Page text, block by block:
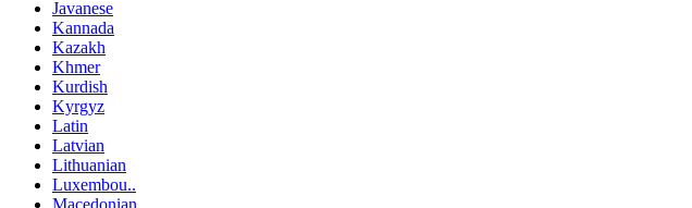
Javanese
Kannada
Kazakh
Khmer
Kurdish
Kyrgyz
Latin
Latvian
Lithuanian
Luxembou..